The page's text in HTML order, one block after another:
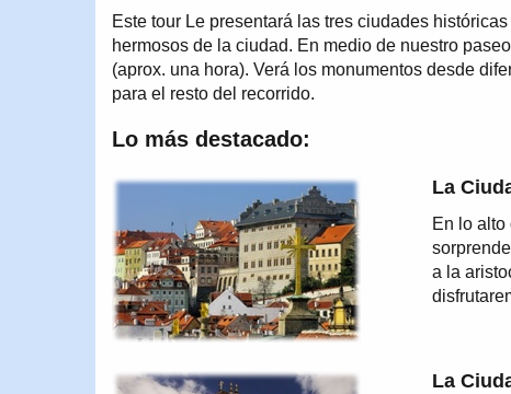
Este tour Le presentará las tres ciudades
hermosos de la ciudad. En medio de nuestro
(aprox. una hora). Verá los monumentos desde
para el resto del recorrido.
Lo más destacado:
La
En lo
a la
La